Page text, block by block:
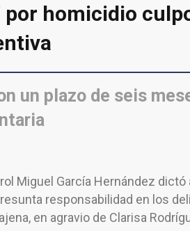
por homicidio
un plazo de seis
Miguel García Hernández dictó
responsabilidad en los
en agravio de Clarisa